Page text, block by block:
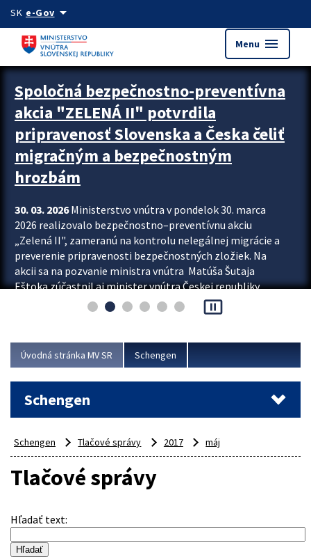
Preskocit na hlavný obsah
SK e-Govarrow_drop_down
Menu menu
Zastavit automatický posun upútavok
Spoločná bezpečnostno-preventívna
akcia "ZELENÁ II" potvrdila
pripravenosť Slovenska a Česka čeliť
migračným a bezpečnostným
hrozbám
30. 03. 2026Ministerstvo vnútra v pondelok 30. marca
2026 realizovalo bezpečnostno–preventívnu akciu
„Zelená II", zameranú na kontrolu nelegálnej migrácie a
preverenie pripravenosti bezpečnostných zložiek. Na
akcii sa na pozvanie ministra vnútra Matúša Šutaja
Eštoka zúčastnil aj minister vnútra Českej republiky
Lubomír Metnar, spolu s ďalšími zahraničnými partnermi.
Cieľom akcie bolo posilniť kontrolné mechanizmy,
demonštrovať pripravenosť Slovenska na možné...
pause_presentation
Úvodná stránka MV SR Schengen
Schengen
Schengen Tlačové správy 2017 máj
Tlačové správy
Hľadať text: